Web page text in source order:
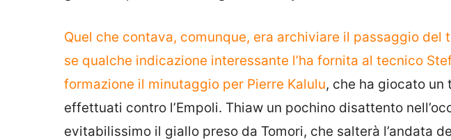
Quel che contava, comunque, era archiviare il passaggio del
se qualche indicazione interessante l’ha fornita al tecnico
formazione il minutaggio per Pierre Kalulu, che ha giocato
effettuati contro l’Empoli. Thiaw un pochino disattento
evitabilissimo il giallo preso da Tomori, che salterà l’andata